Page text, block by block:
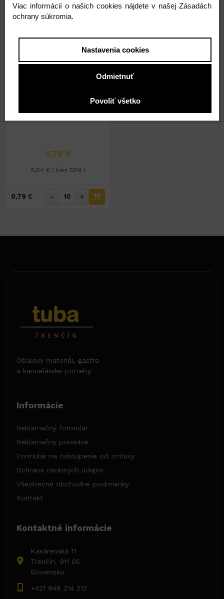
2,37 € - + 1,24 € - +
Polypropylénový špagát 50g
0,79 €
0,64 € ( bez DPH )
0,79 € - +
Obalový materiál, gastro
a kancelárske potreby
Informácie
Reklamačný formulár
Reklamačný poriadok
Formulár na odstúpenie od zmluvy
Ochrana osobných údajov
Všeobecné obchodné podmienky
Kontakt
Kontaktné informácie
Kasárenská 11
Trenčín, 911 05
Slovensko
+421 948 214 212
Viac informácií o našich cookies nájdete v našej Zásadách
ochrany súkromia.
Nastavenia cookies
Odmietnuť
Povoliť všetko